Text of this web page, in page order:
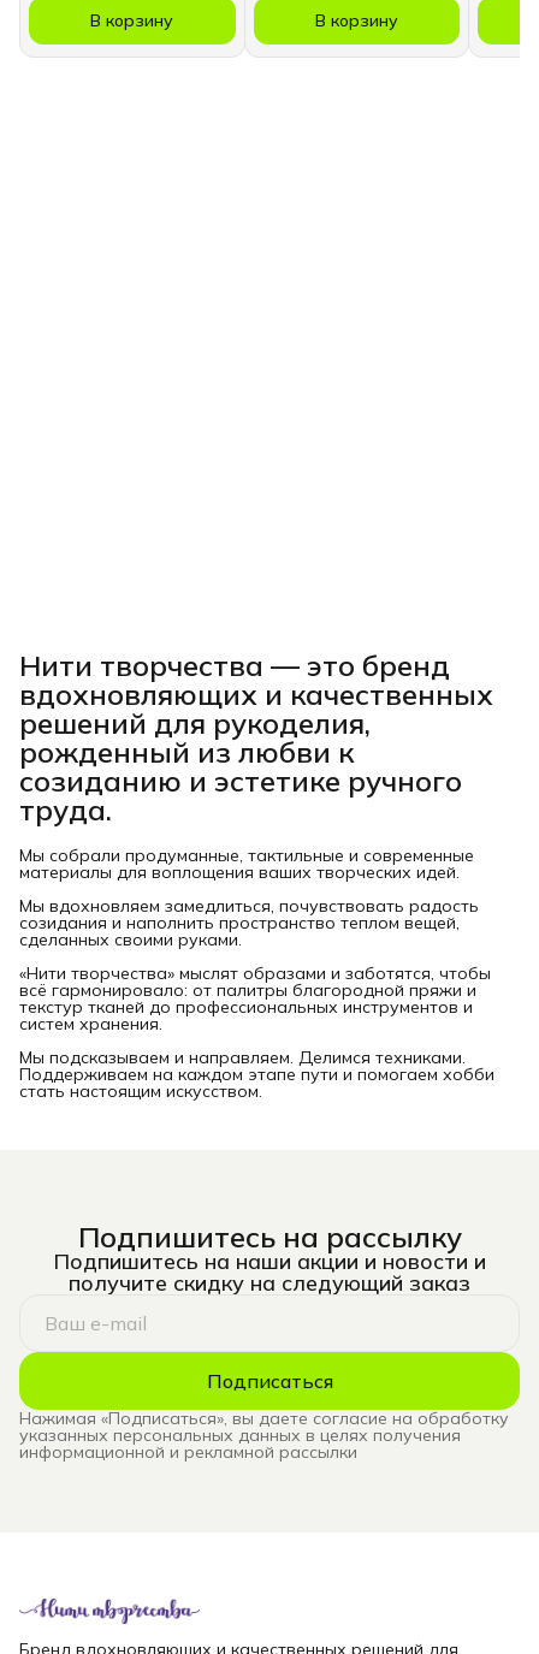
В корзину
В корзину
Нити творчества — это бренд
вдохновляющих и качественных
решений для рукоделия,
рожденный из любви к
созиданию и эстетике ручного
труда.
Мы собрали продуманные, тактильные и современные
материалы для воплощения ваших творческих идей.
Мы вдохновляем замедлиться, почувствовать радость
созидания и наполнить пространство теплом вещей,
сделанных своими руками.
«Нити творчества» мыслят образами и заботятся, чтобы
всё гармонировало: от палитры благородной пряжи и
текстур тканей до профессиональных инструментов и
систем хранения.
Мы подсказываем и направляем. Делимся техниками.
Поддерживаем на каждом этапе пути и помогаем хобби
стать настоящим искусством.
Подпишитесь на рассылку
Подпишитесь на наши акции и новости и
получите скидку на следующий заказ
Подписаться
Нажимая «Подписаться», вы даете согласие на обработку
указанных персональных данных в целях получения
информационной и рекламной рассылки